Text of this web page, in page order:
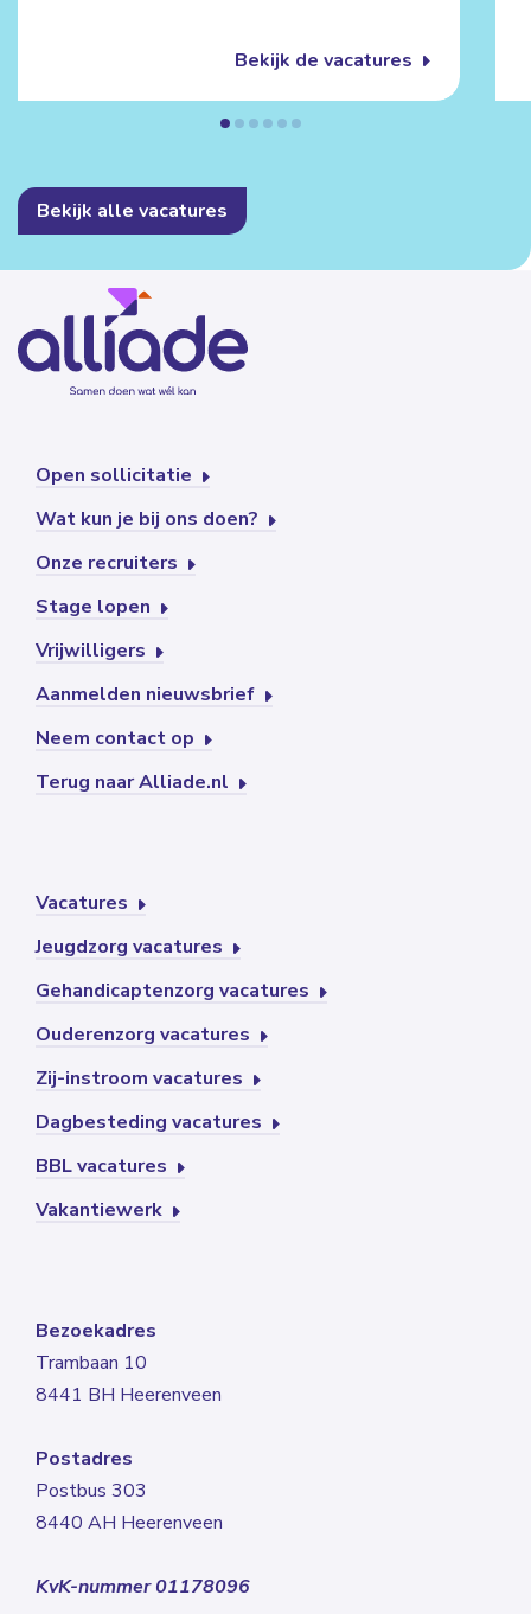
Bekijk de vacatures
Bekijk alle vacatures
Open sollicitatie
Wat kun je bij ons doen?
Onze recruiters
Stage lopen
Vrijwilligers
Aanmelden nieuwsbrief
Neem contact op
Terug naar Alliade.nl
Vacatures
Jeugdzorg vacatures
Gehandicaptenzorg vacatures
Ouderenzorg vacatures
Zij-instroom vacatures
Dagbesteding vacatures
BBL vacatures
Vakantiewerk
Bezoekadres
Trambaan 10
8441 BH Heerenveen
Postadres
Postbus 303
8440 AH Heerenveen
KvK-nummer 01178096